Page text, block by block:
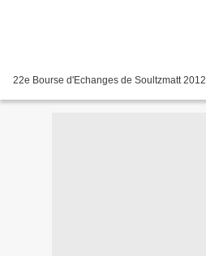
22e Bourse d'Echanges de Soultzmatt 2012